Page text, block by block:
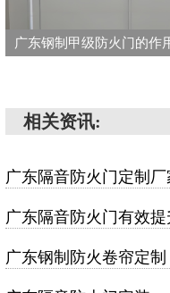
相关资讯:
广东隔音防火门定制厂
广东隔音防火门有效
广东钢制防火卷帘定制